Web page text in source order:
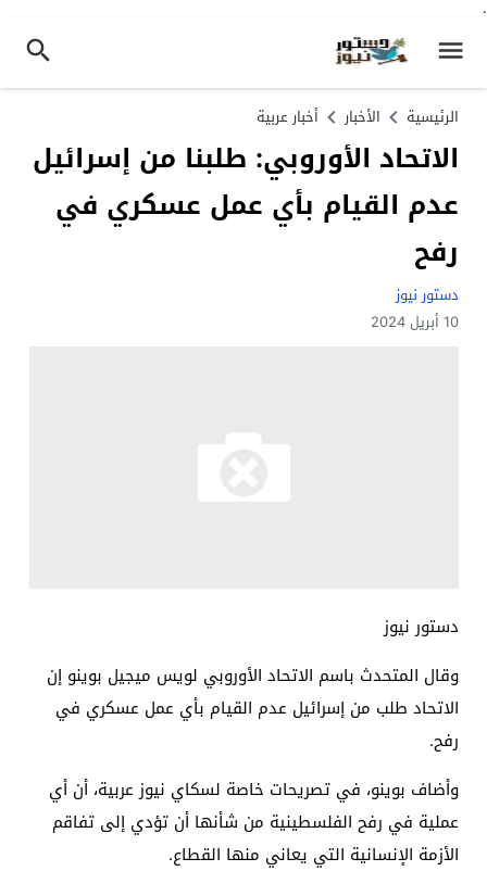
.
الرئيسية الأخبار أخبار عربية
الاتحاد الأوروبي: طلبنا من إسرائيل
عدم القيام بأي عمل عسكري في
رفح
دستور نيوز
10 أبريل 2024
دستور نيوز
وقال المتحدث باسم الاتحاد الأوروبي لويس ميجيل بوينو إن
الاتحاد طلب من إسرائيل عدم القيام بأي عمل عسكري في
رفح.
وأضاف بوينو، في تصريحات خاصة لسكاي نيوز عربية، أن أي
عملية في رفح الفلسطينية من شأنها أن تؤدي إلى تفاقم
الأزمة الإنسانية التي يعاني منها القطاع.